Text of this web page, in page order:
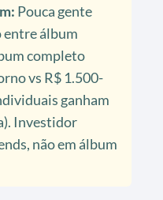
Pouca gente
álbum
completo
vs R$ 1.500-
ganham
Investidor
não em álbum